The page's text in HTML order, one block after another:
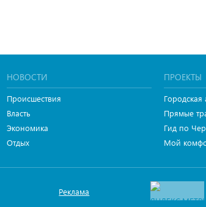
НОВОСТИ
Происшествия
Власть
Экономика
Отдых
ПРОЕКТЫ
Прямые
Гид по
Мой
Реклама